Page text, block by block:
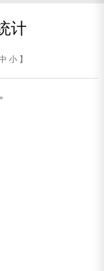
计
小 】